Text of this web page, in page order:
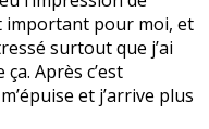
important pour moi, et
surtout que j’ai
Après c’est
et j’arrive plus